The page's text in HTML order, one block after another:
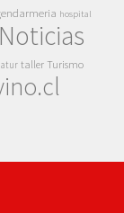
hospital
Noticias
taller Turismo